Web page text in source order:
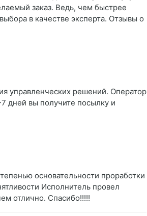
заказ. Ведь, чем быстрее
в качестве эксперта. Отзывы о
управленческих решений. Оператор
дней вы получите посылку и
основательности проработки
Исполнитель провел
отлично. Спасибо!!!!!